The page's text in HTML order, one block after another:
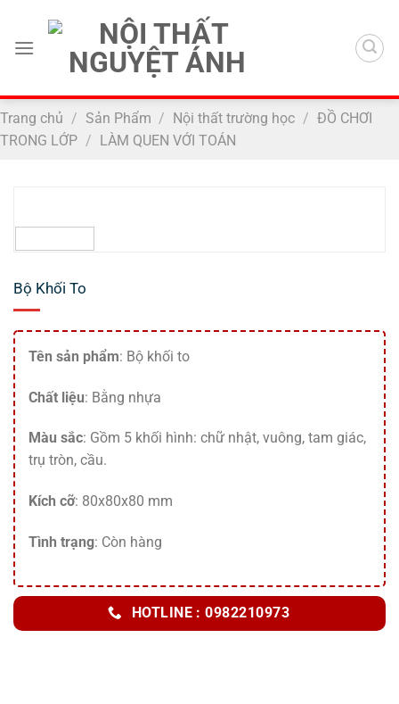
nội
Trang chủ / Sản Phẩm / Nội thất trường học / ĐỒ CHƠI
TRONG LỚP / LÀM QUEN VỚI TOÁN
Bộ Khối To
Tên sản phẩm: Bộ khối to
Chất liệu: Bằng nhựa
Màu sắc: Gồm 5 khối hình: chữ nhật, vuông, tam giác,
trụ tròn, cầu.
Kích cỡ: 80x80x80 mm
Tình trạng: Còn hàng
HOTLINE : 0982210973